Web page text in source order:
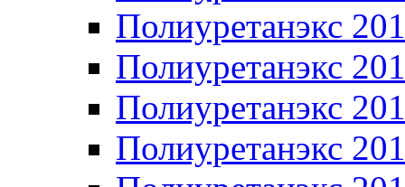
Полиуретанэкс
Полиуретанэкс
Полиуретанэкс
Полиуретанэкс